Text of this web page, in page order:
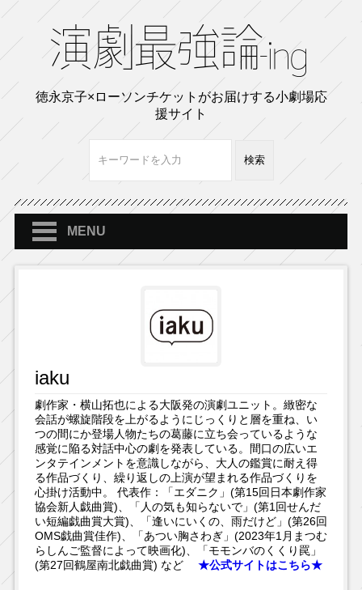
徳永京子×ローソンチケットがお届けする小劇場応
援サイト
MENU
iaku
劇作家・横山拓也による大阪発の演劇ユニット。緻密な
会話が螺旋階段を上がるようにじっくりと層を重ね、い
つの間にか登場人物たちの葛藤に立ち会っているような
感覚に陥る対話中心の劇を発表している。間口の広いエ
ンタテインメントを意識しながら、大人の鑑賞に耐え得
る作品づくり、繰り返しの上演が望まれる作品づくりを
心掛け活動中。 代表作：「エダニク」(第15回日本劇作家
協会新人戯曲賞)、「人の気も知らないで」(第1回せんだ
い短編戯曲賞大賞)、「逢いにいくの、雨だけど」(第26回
OMS戯曲賞佳作)、「あつい胸さわぎ」(2023年1月まつむ
らしんご監督によって映画化)、「モモンバのくくり罠」
(第27回鶴屋南北戯曲賞) など ★公式サイトはこちら★